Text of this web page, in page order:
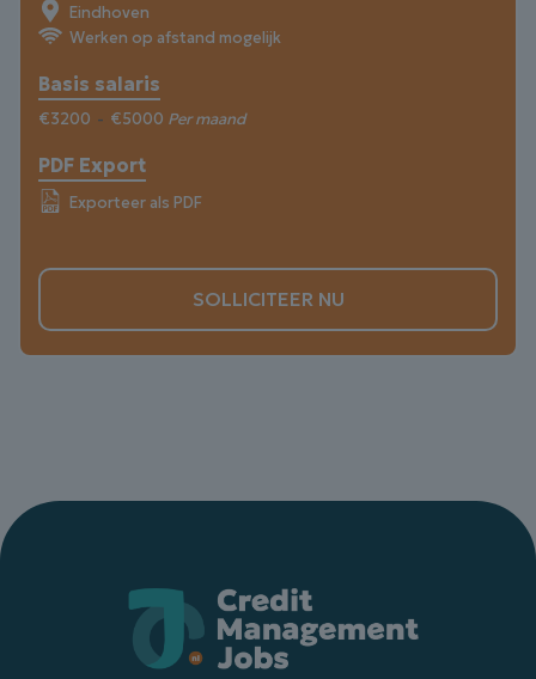
Eindhoven
Werken op afstand mogelijk
Basis salaris
€3200 - €5000 Per maand
PDF Export
Exporteer als PDF
SOLLICITEER NU